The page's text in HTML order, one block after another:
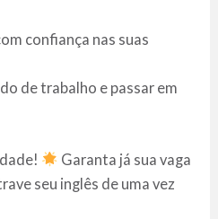
confiança nas suas
de trabalho e passar em
Garanta já sua vaga
seu inglês de uma vez